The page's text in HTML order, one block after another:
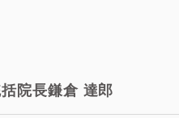
院長鎌倉 達郎